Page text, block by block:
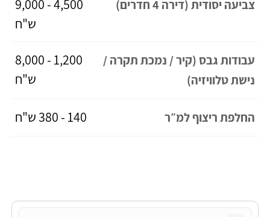
צביעה יסודית (דירה 4 חדרים)
4,500 - 9,000
ש"ח
עבודות גבס (קיר / נמכת תקרה /
נישת טלוויזיה)
1,200 - 8,000
ש"ח
החלפת ריצוף למ״ר 140 - 380 ש"ח